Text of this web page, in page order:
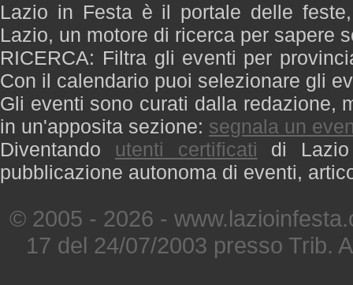
Lazio in Festa è il portale delle
Lazio, un motore di ricerca per sapere
RICERCA: Filtra gli eventi per
Con il calendario puoi selezionare gli
Gli eventi sono curati dalla redazione,
in un'apposita sezione: segnala un
Diventando utenti certificati di
pubblicazione autonoma di eventi,
© 2005 - 2026 -
17 del 24/07/2003 presso Trib.